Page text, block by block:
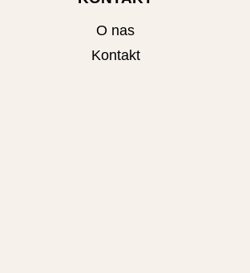
O nas
Kontakt